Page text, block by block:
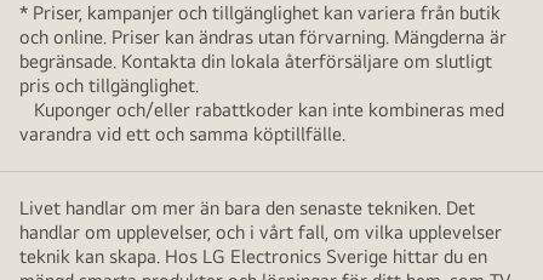
* Priser, kampanjer och tillgänglighet kan variera från butik
och online. Priser kan ändras utan förvarning. Mängderna är
begränsade. Kontakta din lokala återförsäljare om slutligt
pris och tillgänglighet.
Kuponger och/eller rabattkoder kan inte kombineras med
varandra vid ett och samma köptillfälle.
Livet handlar om mer än bara den senaste tekniken. Det
handlar om upplevelser, och i vårt fall, om vilka upplevelser
teknik kan skapa. Hos LG Electronics Sverige hittar du en